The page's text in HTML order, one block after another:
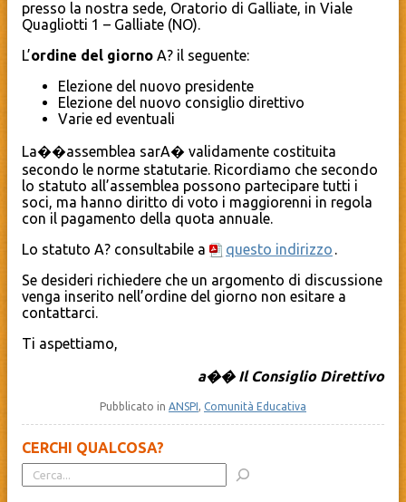
presso la nostra sede, Oratorio di Galliate, in Viale
Quagliotti 1 – Galliate (NO).
L’ordine del giorno A? il seguente:
Elezione del nuovo presidente
Elezione del nuovo consiglio direttivo
Varie ed eventuali
La��assemblea sarA� validamente costituita
secondo le norme statutarie. Ricordiamo che secondo
lo statuto all’assemblea possono partecipare tutti i
soci, ma hanno diritto di voto i maggiorenni in regola
con il pagamento della quota annuale.
Lo statuto A? consultabile a
questo indirizzo .
Se desideri richiedere che un argomento di discussione
venga inserito nell’ordine del giorno non esitare a
contattarci.
Ti aspettiamo,
a�� Il Consiglio Direttivo
Pubblicato in ANSPI, Comunità Educativa
CERCHI QUALCOSA?